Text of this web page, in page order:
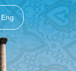
Eng